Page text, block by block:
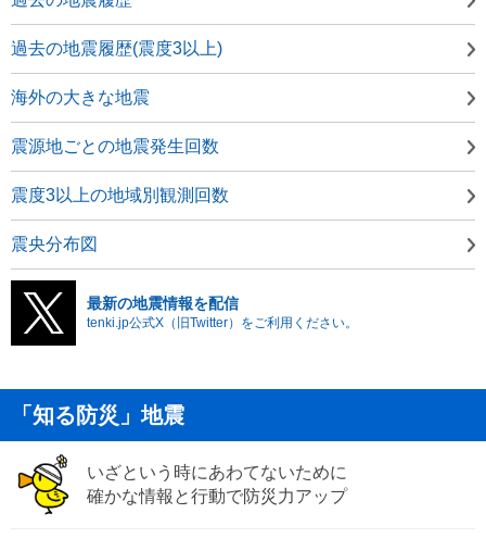
過去の地震履歴(震度3以上)
海外の大きな地震
震源地ごとの地震発生回数
震度3以上の地域別観測回数
震央分布図
最新の地震情報を配信
tenki.jp公式X（旧Twitter）をご利用ください。
「知る防災」地震
いざという時にあわてないために
確かな情報と行動で防災力アップ